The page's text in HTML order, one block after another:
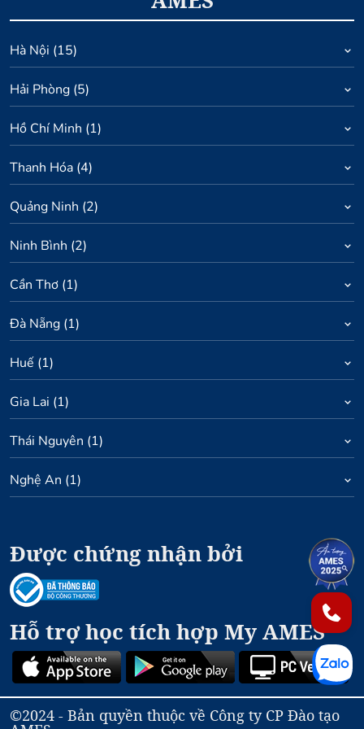
Hà Nội (15)
Hải Phòng (5)
Hồ Chí Minh (1)
Thanh Hóa (4)
Quảng Ninh (2)
Ninh Bình (2)
Cần Thơ (1)
Đà Nẵng (1)
Huế (1)
Gia Lai (1)
Thái Nguyên (1)
Nghệ An (1)
Được chứng nhận bởi
Hỗ trợ học tích hợp My AMES
©2024 - Bản quyền thuộc về Công ty CP Đào tạo